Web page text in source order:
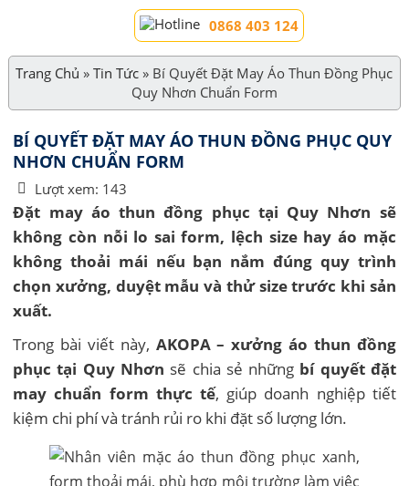
0868 403 124
Trang Chủ »Tin Tức » Bí Quyết Đặt May Áo Thun Đồng Phục
Quy Nhơn Chuẩn Form
BÍ QUYẾT ĐẶT MAY ÁO THUN ĐỒNG PHỤC QUY
NHƠN CHUẨN FORM
Lượt xem: 143
Đặt may áo thun đồng phục tại Quy Nhơn sẽ
không còn nỗi lo sai form, lệch size hay áo mặc
không thoải mái nếu bạn nắm đúng quy trình
chọn xưởng, duyệt mẫu và thử size trước khi sản
xuất.
Trong bài viết này, AKOPA – xưởng áo thun đồng
phục tại Quy Nhơn sẽ chia sẻ những bí quyết đặt
may chuẩn form thực tế, giúp doanh nghiệp tiết
kiệm chi phí và tránh rủi ro khi đặt số lượng lớn.